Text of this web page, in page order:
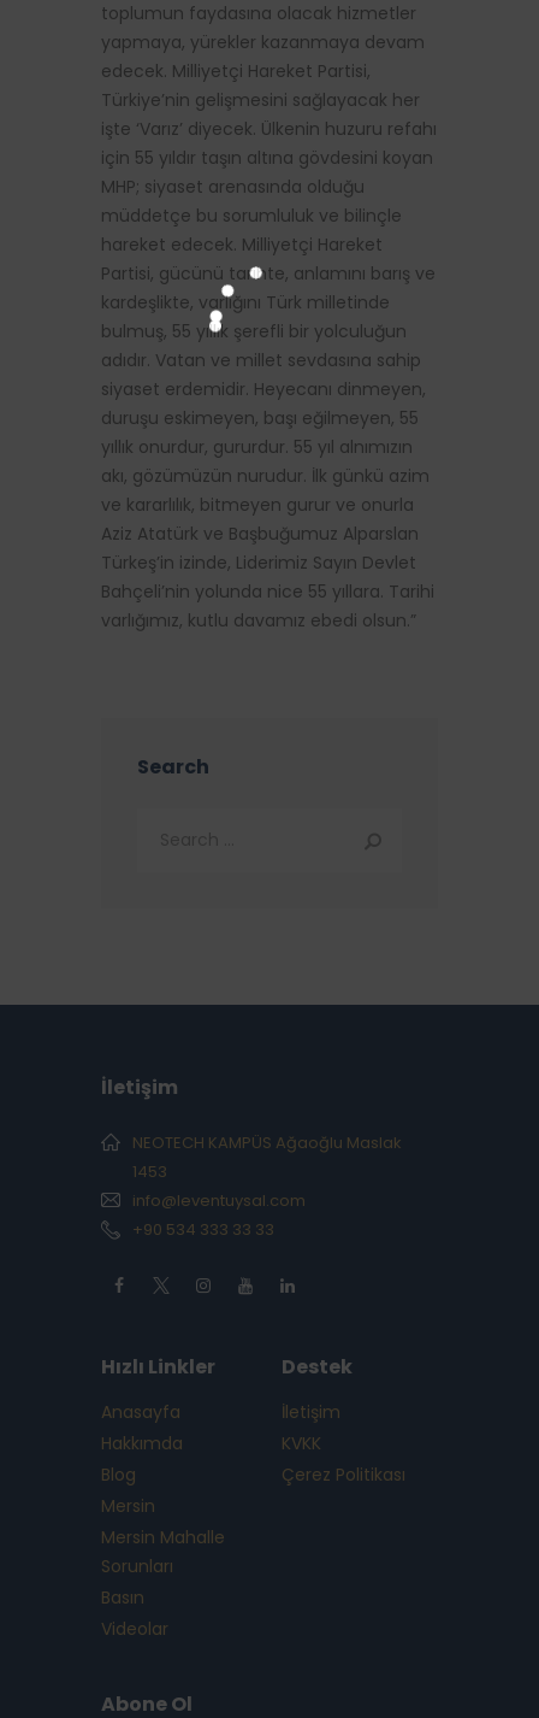
toplumun faydasına olacak hizmetler
yapmaya, yürekler kazanmaya devam
edecek. Milliyetçi Hareket Partisi,
Türkiye’nin gelişmesini sağlayacak her
işte ‘Varız’ diyecek. Ülkenin huzuru refahı
için 55 yıldır taşın altına gövdesini koyan
MHP; siyaset arenasında olduğu
müddetçe bu sorumluluk ve bilinçle
hareket edecek. Milliyetçi Hareket
Partisi, gücünü tarihte, anlamını barış ve
kardeşlikte, varlığını Türk milletinde
bulmuş, 55 yıllık şerefli bir yolculuğun
adıdır. Vatan ve millet sevdasına sahip
siyaset erdemidir. Heyecanı dinmeyen,
duruşu eskimeyen, başı eğilmeyen, 55
yıllık onurdur, gururdur. 55 yıl alnımızın
akı, gözümüzün nurudur. İlk günkü azim
ve kararlılık, bitmeyen gurur ve onurla
Aziz Atatürk ve Başbuğumuz Alparslan
Türkeş’in izinde, Liderimiz Sayın Devlet
Bahçeli’nin yolunda nice 55 yıllara. Tarihi
varlığımız, kutlu davamız ebedi olsun.”
Search
İletişim
NEOTECH KAMPÜS Ağaoğlu Maslak
1453
info@leventuysal.com
+90 534 333 33 33
Hızlı Linkler
Anasayfa
Hakkımda
Blog
Mersin
Mersin Mahalle
Sorunları
Basın
Videolar
Destek
İletişim
KVKK
Çerez Politikası
Abone Ol